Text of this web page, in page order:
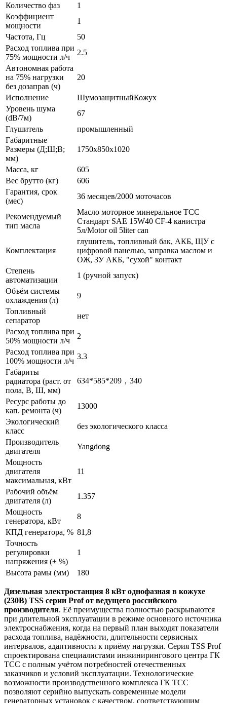
Количество фаз
1
Коэффициент
мощности
1
Частота, Гц
50
Расход топлива при
75% мощности л/ч
2.5
Автономная работа
на 75% нагрузки
без дозаправ (ч)
20
Исполнение
ШумозащитныйКожух
Уровень шума
(dB/7м)
67
Глушитель
промышленный
Габаритные
Размеры (Д;Ш;В;
мм)
1750x850x1020
Масса, кг
605
Вес брутто (кг)
606
Гарантия, срок
(мес)
36 месяцев/2000 моточасов
Рекомендуемый
тип масла
Масло моторное минеральное ТСС
Стандарт SAE 15W40 CF-4 канистра
5л/Motor oil 5liter can
Комплектация
глушитель, топливный бак, АКБ, ЩУ с
цифровой панелью, заправка маслом и
ОЖ, ЗУ АКБ, "сухой" контакт
Степень
автоматизации
1 (ручной запуск)
Объём системы
охлаждения (л)
9
Топливный
сепаратор
нет
Расход топлива при
50% мощности л/ч
2
Расход топлива при
100% мощности л/ч
3.3
Габариты
радиатора (раст. от
пола, В, Ш, мм)
634*585*209，340
Ресурс работы до
кап. ремонта (ч)
13000
Экологический
класс
без экологического класса
Производитель
двигателя
Yangdong
Мощность
двигателя
максимальная, кВт
11
Рабочий объём
двигателя (л)
1.357
Мощность
генератора, кВт
8
КПД генератора, % 81,8
Точность
регулировки
напряжения (± %)
1
Высота рамы (мм) 180
Дизельная электростанция 8 кВт однофазная в кожухе
(230В) TSS серии Prof от ведущего российского
производителя. Eё преимущества полностью раскрываются
при длительной эксплуатации в режиме основного источника
электроснабжения, когда на первый план выходят показатели
расхода топлива, надёжности, длительности сервисных
интервалов, адаптивности к приёму нагрузки. Серия TSS Prof
спроектирована специалистами инжинирингового центра ГК
ТСС с полным учётом потребностей отечественных
заказчиков и условий эксплуатации. Технологические
возможности производственного комплекса ГК ТСС
позволяют серийно выпускать современные модели
генераторных установок с качеством, соответствующим